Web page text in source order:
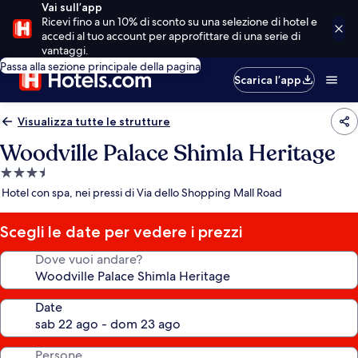
Vai sull’app
Ricevi fino a un 10% di sconto su una selezione di hotel e
accedi al tuo account per approfittare di una serie di
vantaggi.
Passa alla sezione principale della pagina
Scarica l’app
Visualizza tutte le strutture
Woodville Palace Shimla Heritage
Struttura
a
stelle
Hotel con spa, nei pressi di Via dello Shopping Mall Road
Scegli le date per vedere i prezzi
Dove vuoi andare?
Date